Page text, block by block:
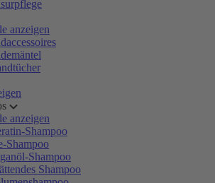
anzeigen
anzeigen
Shampoo
Shampoo
Shampoo
Shampoo